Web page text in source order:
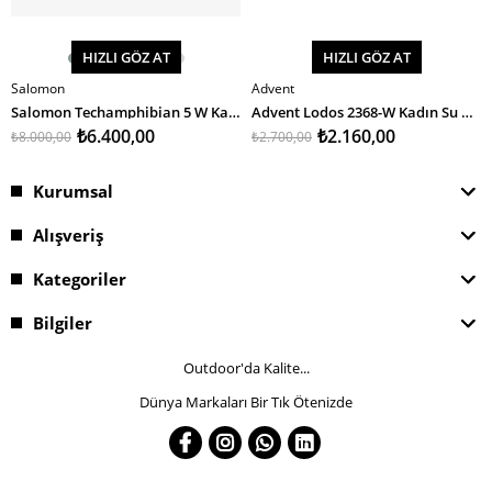
SEPETE EKLE
HIZLI GÖZ AT
Salomon
Salomon Techamphibian 5 W Kadın Su Ayakkabısı
₺6.400,00
₺8.000,00
SEPETE EKLE
HIZLI GÖZ AT
Advent
Advent Lodos 2368-W Kadın Su Ayakkabısı
₺2.160,00
₺2.700,00
Kurumsal
Alışveriş
Kategoriler
Bilgiler
Outdoor'da Kalite...
Dünya Markaları Bir Tık Ötenizde